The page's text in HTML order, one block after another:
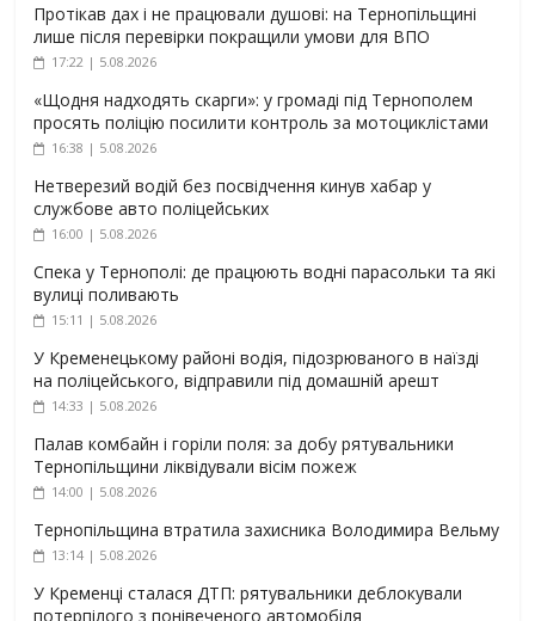
Протікав дах і не працювали душові: на Тернопільщині
лише після перевірки покращили умови для ВПО
17:22 | 5.08.2026
«Щодня надходять скарги»: у громаді під Тернополем
просять поліцію посилити контроль за мотоциклістами
16:38 | 5.08.2026
Нетверезий водій без посвідчення кинув хабар у
службове авто поліцейських
16:00 | 5.08.2026
Спека у Тернополі: де працюють водні парасольки та які
вулиці поливають
15:11 | 5.08.2026
У Кременецькому районі водія, підозрюваного в наїзді
на поліцейського, відправили під домашній арешт
14:33 | 5.08.2026
Палав комбайн і горіли поля: за добу рятувальники
Тернопільщини ліквідували вісім пожеж
14:00 | 5.08.2026
Тернопільщина втратила захисника Володимира Вельму
13:14 | 5.08.2026
У Кременці сталася ДТП: рятувальники деблокували
потерпілого з понівеченого автомобіля